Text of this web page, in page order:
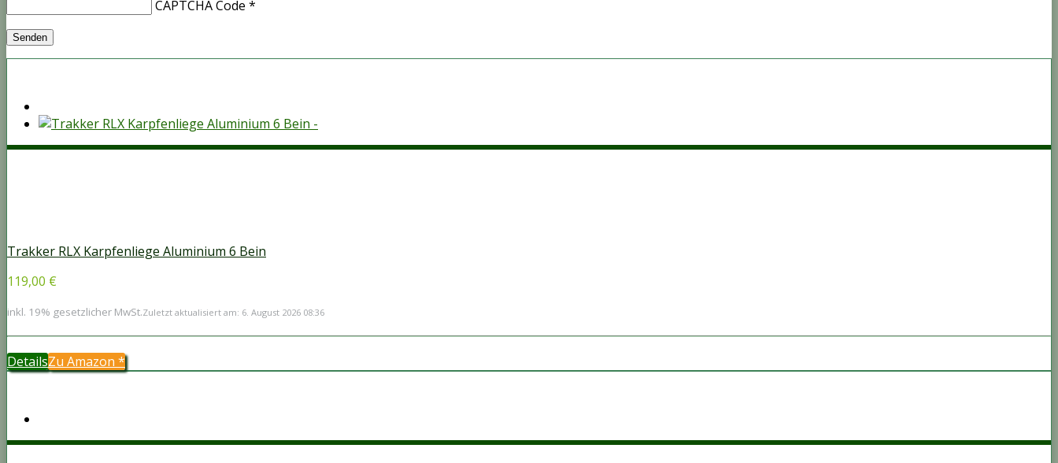
CAPTCHA Code *
Trakker RLX Karpfenliege Aluminium 6 Bein
119,00 €
inkl. 19% gesetzlicher MwSt.Zuletzt aktualisiert am: 6. August 2026 08:36
DetailsZu Amazon *